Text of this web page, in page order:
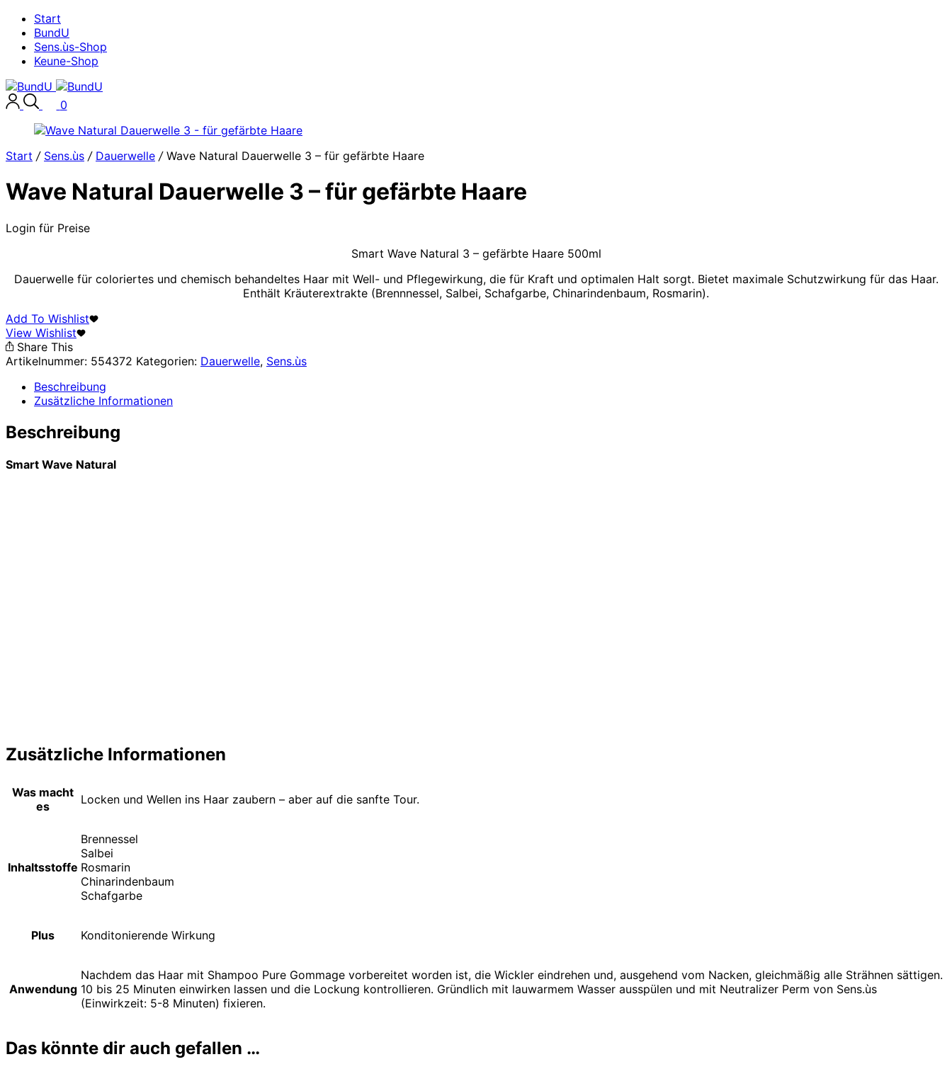
Start
BundU
Sens.ùs-Shop
Keune-Shop
0
Start / Sens.ùs / Dauerwelle /Wave Natural Dauerwelle 3 – für gefärbte Haare
Wave Natural Dauerwelle 3 – für gefärbte Haare
Login für Preise
Smart Wave Natural 3 – gefärbte Haare 500ml
Dauerwelle für coloriertes und chemisch behandeltes Haar mit Well- und Pflegewirkung, die für Kraft und optimalen Halt sorgt. Bietet maximale Schutzwirkung für das Haar.
Enthält Kräuterextrakte (Brennnessel, Salbei, Schafgarbe, Chinarindenbaum, Rosmarin).
Add To Wishlist
View Wishlist
Share This
Artikelnummer: 554372 Kategorien: Dauerwelle, Sens.ùs
Beschreibung
Zusätzliche Informationen
Beschreibung
Smart Wave Natural
Zusätzliche Informationen
Was macht
es
Locken und Wellen ins Haar zaubern – aber auf die sanfte Tour.
Inhaltsstoffe
Brennessel
Salbei
Rosmarin
Chinarindenbaum
Schafgarbe
Plus Konditonierende Wirkung
Anwendung
Nachdem das Haar mit Shampoo Pure Gommage vorbereitet worden ist, die Wickler eindrehen und, ausgehend vom Nacken, gleichmäßig alle Strähnen sättigen.
10 bis 25 Minuten einwirken lassen und die Lockung kontrollieren. Gründlich mit lauwarmem Wasser ausspülen und mit Neutralizer Perm von Sens.ùs
(Einwirkzeit: 5-8 Minuten) fixieren.
Das könnte dir auch gefallen …